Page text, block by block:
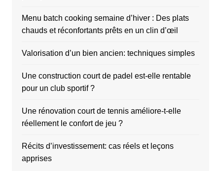
Menu batch cooking semaine d’hiver : Des plats
chauds et réconfortants prêts en un clin d’œil
Valorisation d’un bien ancien: techniques simples
Une construction court de padel est-elle rentable
pour un club sportif ?
Une rénovation court de tennis améliore-t-elle
réellement le confort de jeu ?
Récits d’investissement: cas réels et leçons
apprises